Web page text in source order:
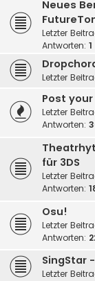
Neues
Letzter
Antworten: 1
Letzter
Post
Letzter
Antworten:
für 3DS
Letzter
Antworten:
Osu!
Letzter
Antworten:
SingStar
Letzter